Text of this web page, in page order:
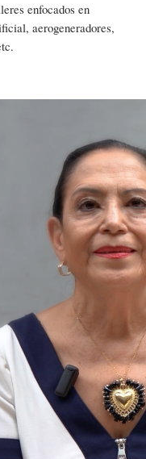
enfocados en
aerogeneradores,